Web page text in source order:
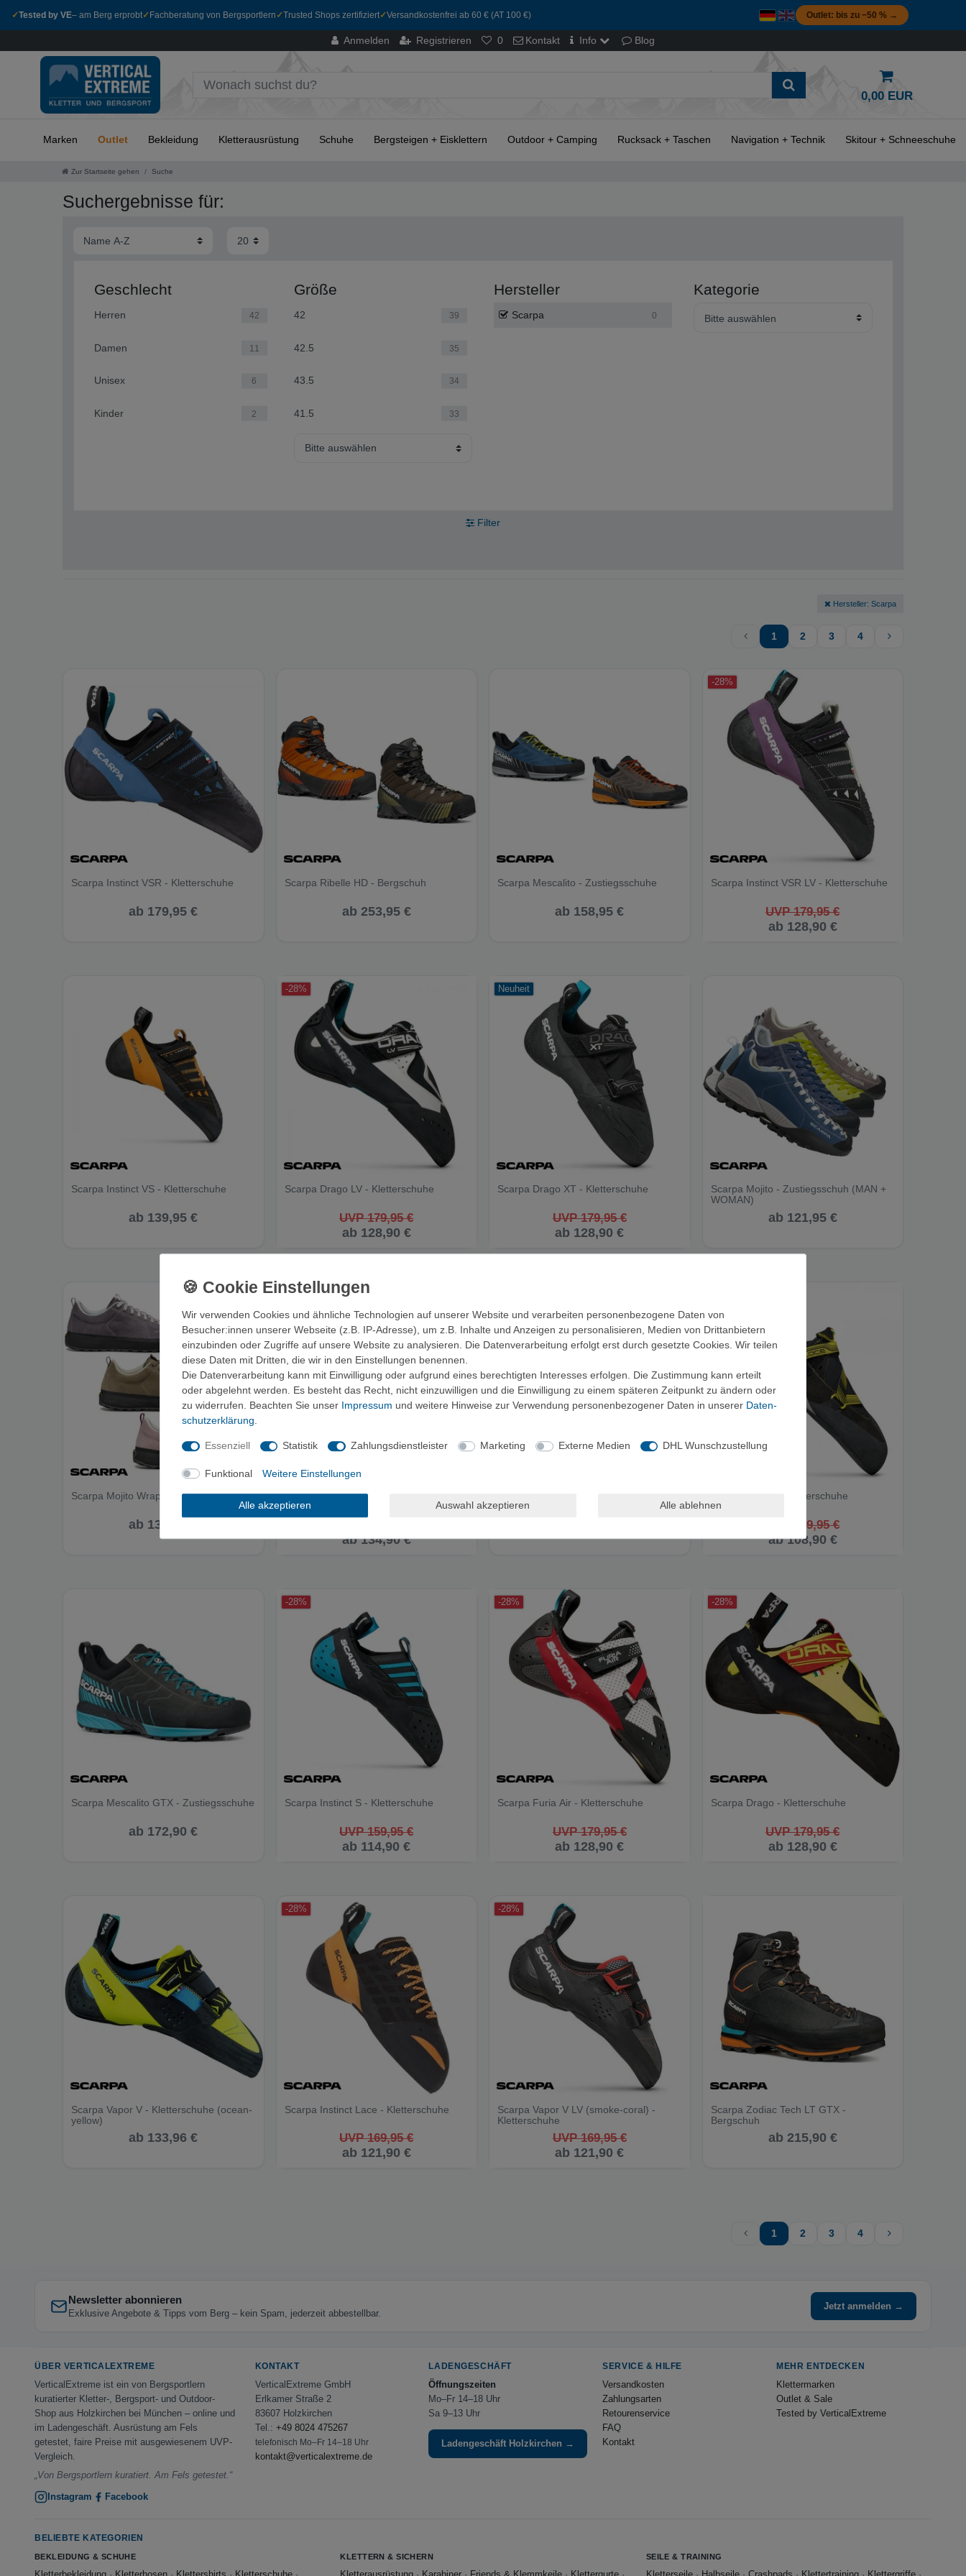
✓Tested by VE– am Berg erprobt✓ Fachberatung von Bergsportlern ✓Trusted Shops zertifiziert✓Versandkostenfrei ab 60 € (AT 100 €) Outlet: bis zu −50 % →
Anmelden Registrieren 0 Kontakt Info Blog
0,00 EUR
Marken Outlet Bekleidung Kletterausrüstung Schuhe Bergsteigen + Eisklettern Outdoor + Camping Rucksack + Taschen Navigation + Technik Skitour + Schneeschuhe
Zur Startseite gehen Suche
Suchergebnisse für:
Geschlecht
Herren 42
Damen 11
Unisex 6
Kinder 2
Größe
42 39
42.5 35
43.5 34
41.5 33
Bitte auswählen
Hersteller
Scarpa 0
Kategorie
Bitte auswählen
Filter
Hersteller: Scarpa
1 2 3 4
Scarpa Instinct VSR - Kletterschuhe
ab 179,95 €
Scarpa Ribelle HD - Bergschuh
ab 253,95 €
Scarpa Mescalito - Zustiegsschuhe
ab 158,95 €
-28%
Scarpa Instinct VSR LV - Kletterschuhe
UVP 179,95 €
ab 128,90 €
Scarpa Instinct VS - Kletterschuhe
ab 139,95 €
-28%
Scarpa Drago LV - Kletterschuhe
UVP 179,95 €
ab 128,90 €
Neuheit
Scarpa Drago XT - Kletterschuhe
UVP 179,95 €
ab 128,90 €
Scarpa Mojito - Zustiegsschuh (MAN +
WOMAN)
ab 121,95 €
Scarpa Mojito Wrap - Zustiegsschuh
ab 133,95 €
-29%
Scarpa Generator - Kletterschuhe
ab 134,90 €
Scarpa Veloce - Kletterschuhe
UVP 149,95 €
ab 108,90 €
Scarpa Mescalito GTX - Zustiegsschuhe
ab 172,90 €
-28%
Scarpa Instinct S - Kletterschuhe
UVP 159,95 €
ab 114,90 €
-28%
Scarpa Furia Air - Kletterschuhe
UVP 179,95 €
ab 128,90 €
-28%
Scarpa Drago - Kletterschuhe
UVP 179,95 €
ab 128,90 €
Scarpa Vapor V - Kletterschuhe (ocean-
yellow)
ab 133,96 €
-28%
Scarpa Instinct Lace - Kletterschuhe
UVP 169,95 €
ab 121,90 €
-28%
Scarpa Vapor V LV (smoke-coral) -
Kletterschuhe
UVP 169,95 €
ab 121,90 €
Scarpa Zodiac Tech LT GTX -
Bergschuh
ab 215,90 €
1 2 3 4
Newsletter abonnieren
Exklusive Angebote & Tipps vom Berg – kein Spam, jederzeit abbestellbar.
Jetzt anmelden →
ÜBER VERTICALEXTREME
VerticalExtreme ist ein von Bergsportlern
kuratierter Kletter-, Bergsport- und Outdoor-
Shop aus Holzkirchen bei München – online und
im Ladengeschäft. Ausrüstung am Fels
getestet, faire Preise mit ausgewiesenem UVP-
Vergleich.
„Von Bergsportlern kuratiert. Am Fels getestet.“
Instagram
Facebook
KONTAKT
VerticalExtreme GmbH
Erlkamer Straße 2
83607 Holzkirchen
Tel.: +49 8024 475267
telefonisch Mo–Fr 14–18 Uhr
kontakt@verticalextreme.de
LADENGESCHÄFT
Öffnungszeiten
Mo–Fr 14–18 Uhr
Sa 9–13 Uhr
Ladengeschäft Holzkirchen →
SERVICE & HILFE
Versandkosten
Zahlungsarten
Retourenservice
FAQ
Kontakt
MEHR ENTDECKEN
Klettermarken
Outlet & Sale
Tested by VerticalExtreme
BELIEBTE KATEGORIEN
BEKLEIDUNG & SCHUHE KLETTERN & SICHERN SEILE & TRAINING
Wir verwenden Cookies und ähnliche Technologien auf unserer Website und verarbeiten personenbezogene Daten von
Besucher:innen unserer Webseite (z.B. IP-Adresse), um z.B. Inhalte und Anzeigen zu personalisieren, Medien von Drittanbietern
einzubinden oder Zugriffe auf unsere Website zu analysieren. Die Datenverarbeitung erfolgt erst durch gesetzte Cookies. Wir teilen
diese Daten mit Dritten, die wir in den Einstellungen benennen.
Die Datenverarbeitung kann mit Einwilligung oder aufgrund eines berechtigten Interesses erfolgen. Die Zustimmung kann erteilt
oder abgelehnt werden. Es besteht das Recht, nicht einzuwilligen und die Einwilligung zu einem späteren Zeitpunkt zu ändern oder
zu widerrufen. Beachten Sie unser Impressum und weitere Hinweise zur Verwendung personenbezogener Daten in unserer Daten­
schutz­erklärung.
Essenziell Statistik Zahlungsdienstleister Marketing Externe Medien DHL Wunschzustellung
Funktional Weitere Einstellungen
Alle akzeptieren Auswahl akzeptieren Alle ablehnen